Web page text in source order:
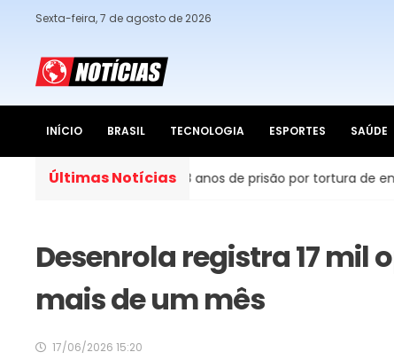
Sexta-feira, 7 de agosto de 2026
INÍCIO BRASIL TECNOLOGIA ESPORTES SAÚDE
Últimas Notícias
é condenado a 48 anos de prisão por tortura de enteados
Desenrola registra 17 mil
mais de um mês
17/06/2026 15:20